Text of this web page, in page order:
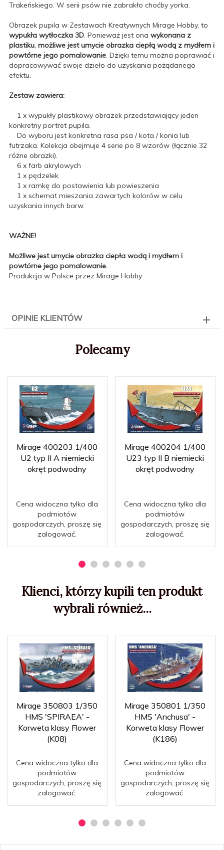
Trakeńskiego. W serii psów nie zabrakło choćby yorka.
Obrazek pupila w Zestawach Kreatywnych Mirage Hobby, to
wypukła wytłoczka 3D. Ponieważ jest ona wykonana z
plastiku, możliwe jest umycie obrazka ciepłą wodą z mydłem i
powtórne jego pomalowanie. Dzięki temu można poprawiać i
dopracowywać swoje dzieło do uzyskania pożądanego
efektu.
Zestaw zawiera:
1 x wypukły plastikowy obrazek przedstawiający jeden
konkretny portret pupila.
Do wyboru jest konkretna rasa psa / kota / konia lub
futrzaka. Kolekcja obejmuje 4 serie po 8 wzorów (łącznie 32
różne obrazki).
6 x farb akrylowych
1 x pędzelek
1 x ramkę do postawienia lub powieszenia
1 x schemat mieszania zawartych kolorów w celu
uzyskania innych barw.
WAŻNE!
Możliwe jest umycie obrazka ciepła wodą i mydłem i
powtórne jego pomalowanie.
Produkcja w Polsce przez Mirage Hobby
OPINIE KLIENTÓW
Polecamy
Mirage 400203 1/400
U2 typ II A niemiecki
okręt podwodny
Cena widoczna tylko dla
podmiotów
gospodarczych, proszę się
zalogować.
Mirage 400204 1/400
U23 typ II B niemiecki
okręt podwodny
Cena widoczna tylko dla
podmiotów
gospodarczych, proszę się
zalogować.
Klienci, którzy kupili ten produkt
wybrali również...
Mirage 350803 1/350
HMS 'SPIRAEA' -
Korweta klasy Flower
(K08)
Cena widoczna tylko dla
podmiotów
gospodarczych, proszę się
zalogować.
Mirage 350801 1/350
HMS 'Anchusa' -
Korweta klasy Flower
(K186)
Cena widoczna tylko dla
podmiotów
gospodarczych, proszę się
zalogować.